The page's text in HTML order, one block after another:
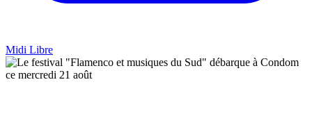
Midi Libre